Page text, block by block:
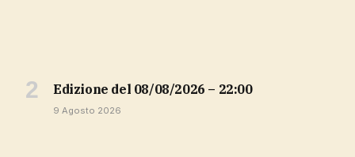
Edizione del 08/08/2026 – 22:00
9 Agosto 2026